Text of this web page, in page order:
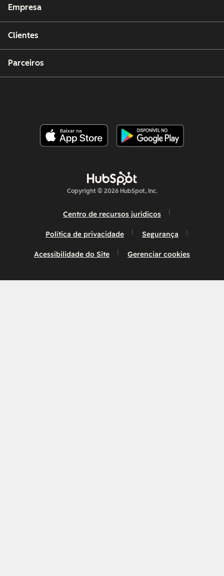
Empresa
Clientes
Parceiros
Copyright © 2026 HubSpot, Inc.
Centro de recursos jurídicos
Política de privacidade Segurança
Acessibilidade do Site Gerenciar cookies